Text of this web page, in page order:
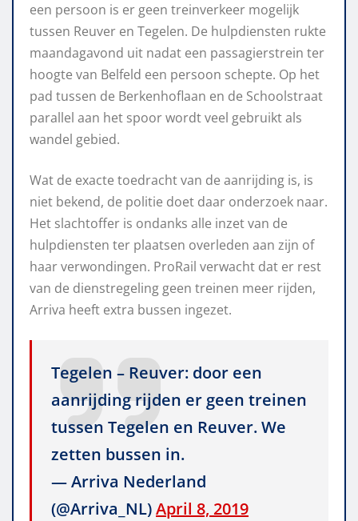
een persoon is er geen treinverkeer mogelijk
tussen Reuver en Tegelen. De hulpdiensten rukte
maandagavond uit nadat een passagierstrein ter
hoogte van Belfeld een persoon schepte. Op het
pad tussen de Berkenhoflaan en de Schoolstraat
parallel aan het spoor wordt veel gebruikt als
wandel gebied.
Wat de exacte toedracht van de aanrijding is, is
niet bekend, de politie doet daar onderzoek naar.
Het slachtoffer is ondanks alle inzet van de
hulpdiensten ter plaatsen overleden aan zijn of
haar verwondingen. ProRail verwacht dat er rest
van de dienstregeling geen treinen meer rijden,
Arriva heeft extra bussen ingezet.
Tegelen – Reuver: door een
aanrijding rijden er geen treinen
tussen Tegelen en Reuver. We
zetten bussen in.
— Arriva Nederland
(@Arriva_NL)April 8, 2019